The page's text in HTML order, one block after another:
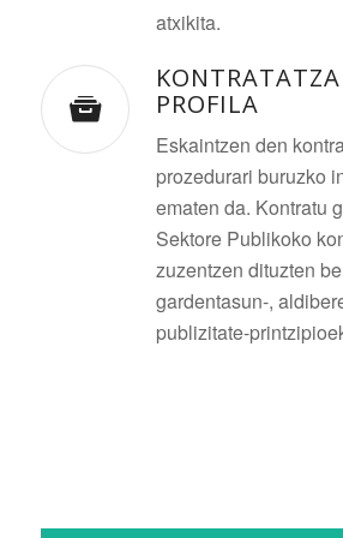
atxikita.
PROFILA
Eskaintzen den
prozedurari buruzko
ematen da. Kontratu
Sektore Publikoko
zuzentzen dituzten
gardentasun-,
publizitate-